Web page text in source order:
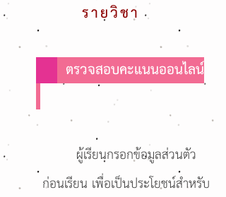
รายวิชา
ตรวจสอบคะแนนออนไลน์
ผู้เรียนกรอกข้อมูลส่วนตัว
ก่อนเรียน เพื่อเป็นประโยชน์สำหรับ